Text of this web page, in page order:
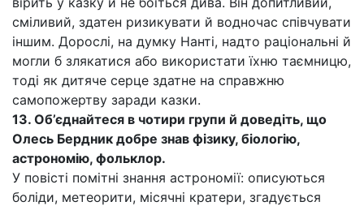
сміливий, здатен ризикувати й водночас співчувати
іншим. Дорослі, на думку Нанті, надто раціональні й
могли б злякатися або використати їхню таємницю,
тоді як дитяче серце здатне на справжню
самопожертву заради казки.
13. Об’єднайтеся в чотири групи й доведіть, що
Олесь Бердник добре знав фізику, біологію,
астрономію, фольклор.
У повісті помітні знання астрономії: описуються
боліди, метеорити, місячні кратери, згадується